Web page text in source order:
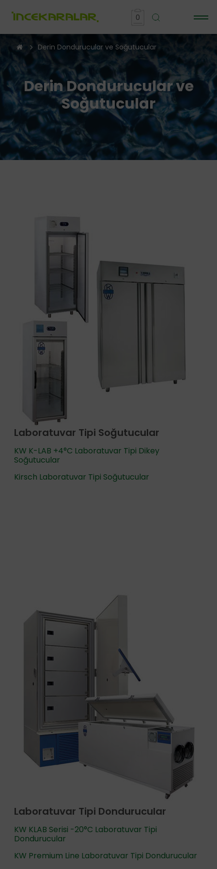
0
Derin Dondurucular ve Soğutucular
Derin Dondurucular ve
Soğutucular
Laboratuvar Tipi Soğutucular
KW K-LAB +4°C Laboratuvar Tipi Dikey
Soğutucular
Kirsch Laboratuvar Tipi Soğutucular
Laboratuvar Tipi Dondurucular
KW KLAB Serisi -20°C Laboratuvar Tipi
Dondurucular
KW Premium Line Laboratuvar Tipi Dondurucular